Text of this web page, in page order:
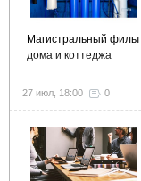
Магистральный
дома и коттеджа
27 июл, 18:00 0